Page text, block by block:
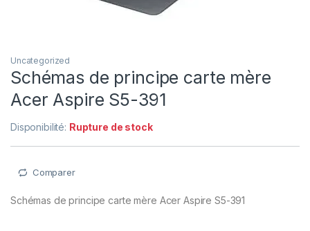
Uncategorized
Schémas de principe carte mère
Acer Aspire S5-391
Disponibilité: Rupture de stock
Comparer
Schémas de principe carte mère Acer Aspire S5-391